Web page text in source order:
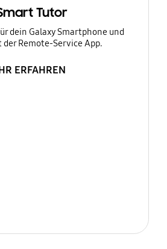
Tutor
dein Galaxy Smartphone und
der Remote-Service App.
ERFAHREN